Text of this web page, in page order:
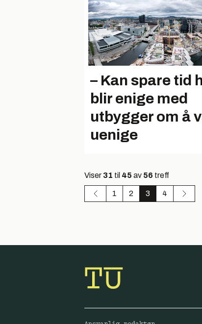
– Kan spare tid
blir enige med
utbygger om å
uenige
Viser 31 til 45 av 56 treff
1 2 3 4